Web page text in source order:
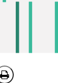
Print